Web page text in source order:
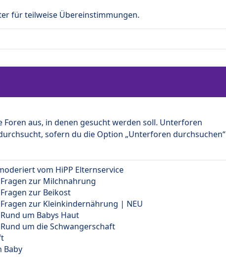
für teilweise Übereinstimmungen.
Foren aus, in denen gesucht werden soll. Unterforen
sofern du die Option „Unterforen durchsuchen“